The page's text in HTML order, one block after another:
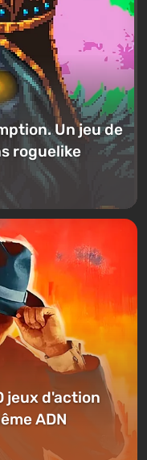
Un jeu de
roguelike
jeux d'action
ADN